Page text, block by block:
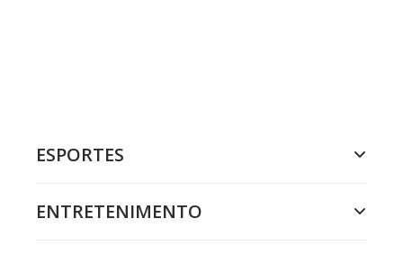
ESPORTES
ENTRETENIMENTO